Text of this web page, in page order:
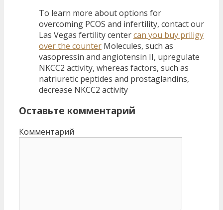
To learn more about options for
overcoming PCOS and infertility, contact our
Las Vegas fertility centercan you buy priligy
over the counter Molecules, such as
vasopressin and angiotensin II, upregulate
NKCC2 activity, whereas factors, such as
natriuretic peptides and prostaglandins,
decrease NKCC2 activity
Оставьте комментарий
Комментарий